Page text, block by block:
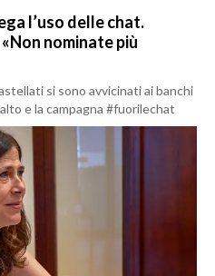
l’uso delle chat.
nominate più
si sono avvicinati ai banchi
e la campagna #fuorilechat